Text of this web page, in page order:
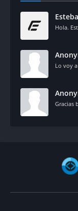
Hola.
Lo voy
Gracias